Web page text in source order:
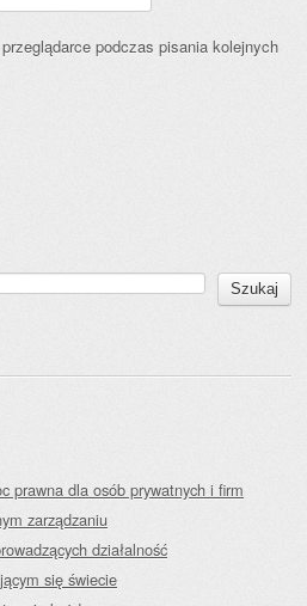
podczas pisania kolejnych
Szukaj
prawna dla osób prywatnych i firm
zarządzaniu
działalność
się świecie